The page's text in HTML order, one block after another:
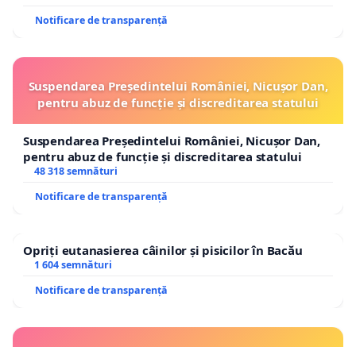
Notificare de transparență
Suspendarea Președintelui României, Nicușor Dan,
pentru abuz de funcție și discreditarea statului
Suspendarea Președintelui României, Nicușor Dan,
pentru abuz de funcție și discreditarea statului
48 318 semnături
Notificare de transparență
Opriți eutanasierea câinilor și pisicilor în Bacău
1 604 semnături
Notificare de transparență